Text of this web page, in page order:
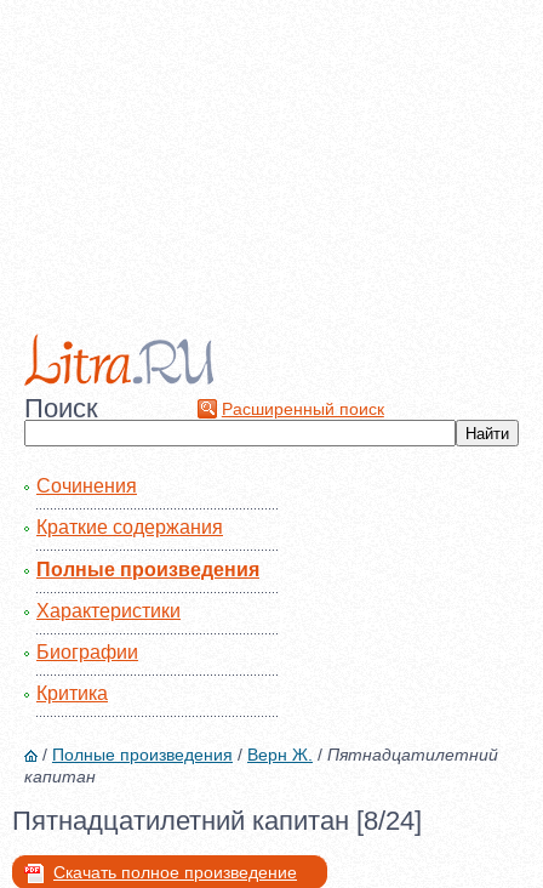
Поиск Расширенный поиск
Сочинения
Краткие содержания
Полные произведения
Характеристики
Биографии
Критика
/ Полные произведения / Верн Ж. / Пятнадцатилетний
капитан
Пятнадцатилетний капитан [8/24]
Скачать полное произведение